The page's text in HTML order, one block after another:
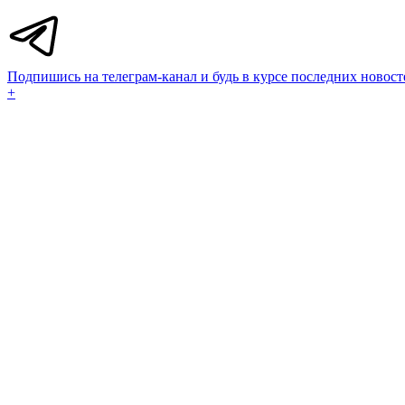
Подпишись на телеграм-канал и будь в курсе последних
+